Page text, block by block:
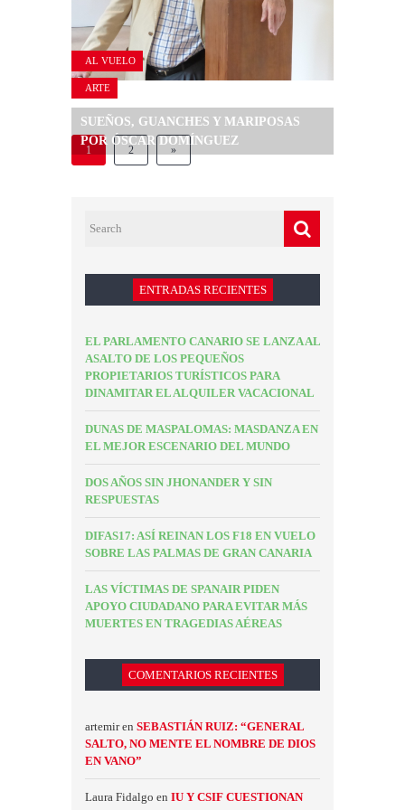
AL VUELO
ARTE
SUEÑOS, GUANCHES Y MARIPOSAS
POR ÓSCAR DOMÍNGUEZ
1 2 »
ENTRADAS RECIENTES
EL PARLAMENTO CANARIO SE LANZA AL
ASALTO DE LOS PEQUEÑOS
PROPIETARIOS TURÍSTICOS PARA
DINAMITAR EL ALQUILER VACACIONAL
DUNAS DE MASPALOMAS: MASDANZA EN
EL MEJOR ESCENARIO DEL MUNDO
DOS AÑOS SIN JHONANDER Y SIN
RESPUESTAS
DIFAS17: ASÍ REINAN LOS F18 EN VUELO
SOBRE LAS PALMAS DE GRAN CANARIA
LAS VÍCTIMAS DE SPANAIR PIDEN
APOYO CIUDADANO PARA EVITAR MÁS
MUERTES EN TRAGEDIAS AÉREAS
COMENTARIOS RECIENTES
artemiren SEBASTIÁN RUIZ: “GENERAL
SALTO, NO MENTE EL NOMBRE DE DIOS
EN VANO”
Laura Fidalgo en IU Y CSIF CUESTIONAN